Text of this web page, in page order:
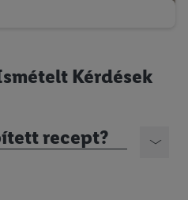
Kérdések
recept?